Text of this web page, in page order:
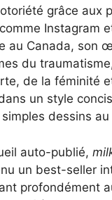
grâce aux
Instagram
au Canada, son
du
de la féminité
un style
dessins
auto-publié,
un best-seller
profondément